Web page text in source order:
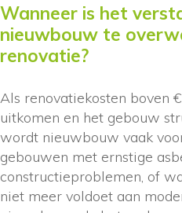
Wanneer is het
nieuwbouw te
renovatie?
Als renovatiekosten boven
uitkomen en het gebouw
wordt nieuwbouw vaak
gebouwen met ernstige
constructieproblemen, of
niet meer voldoet aan